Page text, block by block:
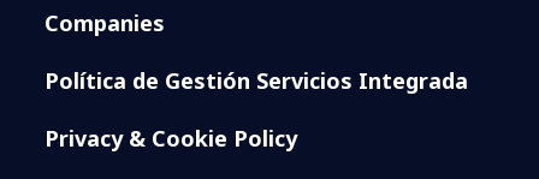
Companies
Política de Gestión Servicios Integrada
Privacy & Cookie Policy